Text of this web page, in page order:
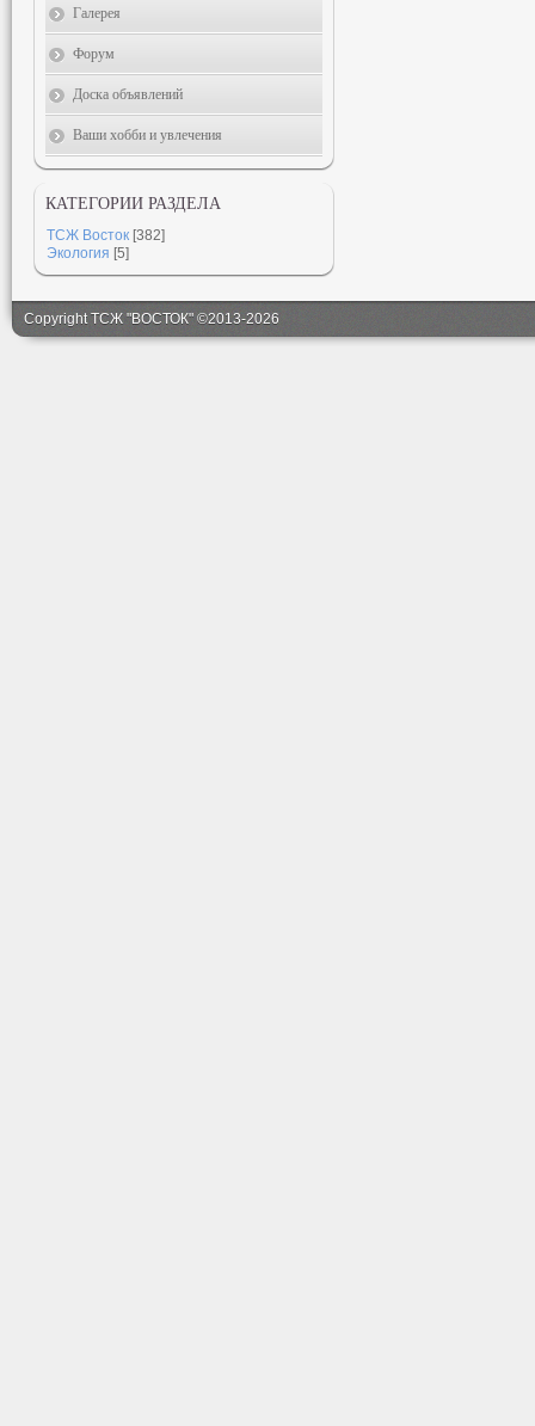
Галерея
Форум
Доска объявлений
Ваши хобби и увлечения
КАТЕГОРИИ РАЗДЕЛА
ТСЖ Восток [382]
Экология [5]
Copyright ТСЖ "ВОСТОК" ©2013-2026